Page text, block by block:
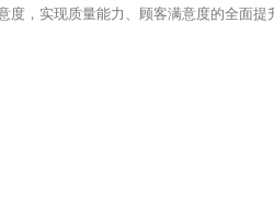
，实现质量能力、顾客满意度的全面提